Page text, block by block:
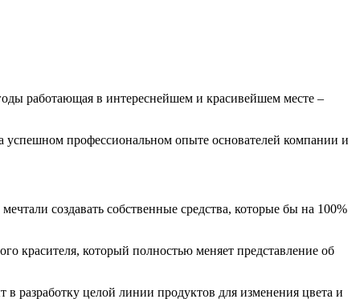
работающая в интереснейшем и красивейшем месте –
профессиональном опыте основателей компании и
создавать собственные средства, которые бы на 100%
красителя, который полностью меняет представление об
разработку целой линии продуктов для изменения цвета и